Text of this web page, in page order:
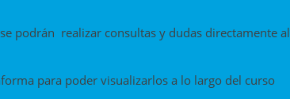
podrán realizar consultas y dudas directamente al
para poder visualizarlos a lo largo del curso